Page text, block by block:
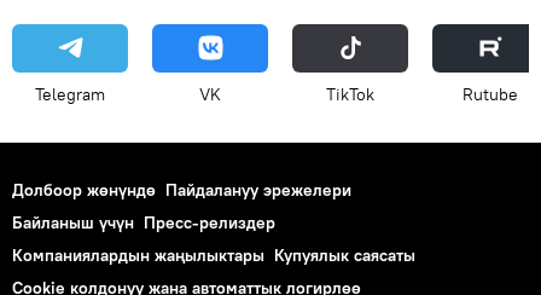
Telegram VK ТikТоk Rutube
Долбоор жөнүндө Пайдалануу эрежелери
Байланыш үчүн Пресс-релиздер
Компаниялардын жаңылыктары Купуялык саясаты
Cookie колдонуу жана автоматтык логирлөө